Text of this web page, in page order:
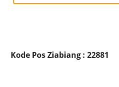
Kode Pos Ziabiang : 22881